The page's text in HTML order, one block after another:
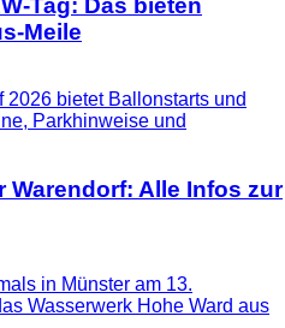
Meile
Warendorf: Alle Infos zur